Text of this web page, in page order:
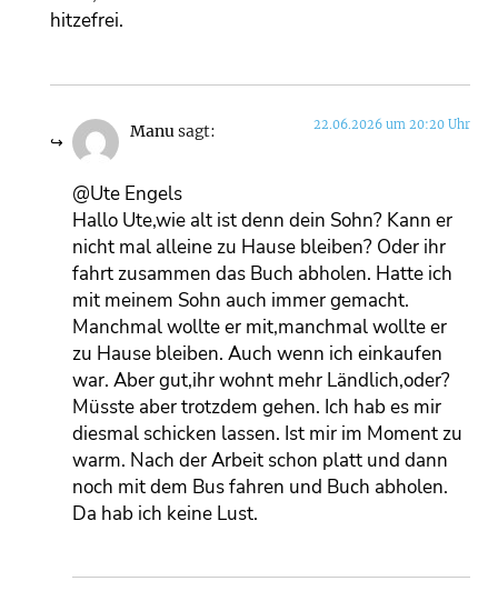
hitzefrei.
Manusagt: 22.06.2026 um 20:20 Uhr
@Ute Engels
Hallo Ute,wie alt ist denn dein Sohn? Kann er
nicht mal alleine zu Hause bleiben? Oder ihr
fahrt zusammen das Buch abholen. Hatte ich
mit meinem Sohn auch immer gemacht.
Manchmal wollte er mit,manchmal wollte er
zu Hause bleiben. Auch wenn ich einkaufen
war. Aber gut,ihr wohnt mehr Ländlich,oder?
Müsste aber trotzdem gehen. Ich hab es mir
diesmal schicken lassen. Ist mir im Moment zu
warm. Nach der Arbeit schon platt und dann
noch mit dem Bus fahren und Buch abholen.
Da hab ich keine Lust.